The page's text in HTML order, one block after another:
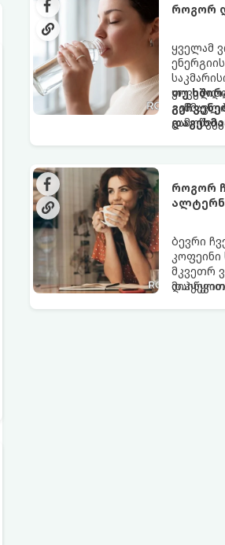
როგორ
ყველამ
თუ
როგორ
ბევრი
კოფეინი
მკვეთრ
დაიწყოთ